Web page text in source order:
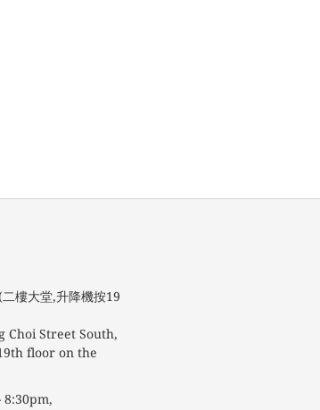
樓大堂,升降機按19
Choi Street South,
floor on the
8:30pm,